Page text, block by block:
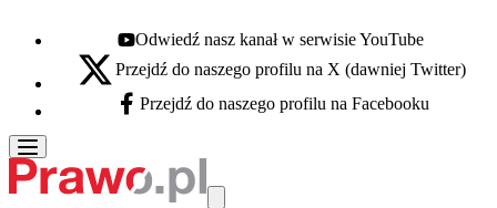
Youtube - otwiera się w nowej karcie
Odwiedź nasz kanał w serwisie YouTube
X - otwiera się w nowej karcie
Przejdź do naszego profilu na X (dawniej Twitter)
Facebook - otwiera się w nowej karcie
Przejdź do naszego profilu na Facebooku